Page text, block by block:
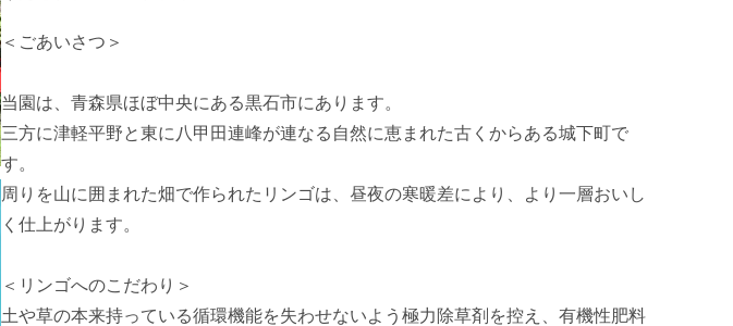
＜ごあいさつ＞
当園は、青森県ほぼ中央にある黒石市にあります。
三方に津軽平野と東に八甲田連峰が連なる自然に恵まれた古くからある城下町で
す。
周りを山に囲まれた畑で作られたリンゴは、昼夜の寒暖差により、より一層おいし
く仕上がります。
＜リンゴへのこだわり＞
土や草の本来持っている循環機能を失わせないよう極力除草剤を控え、有機性肥料